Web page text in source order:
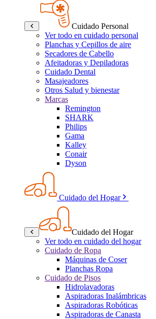
Cuidado Personal
Ver todo en cuidado personal
Planchas y Cepillos de aire
Secadores de Cabello
Afeitadoras y Depiladoras
Cuidado Dental
Masajeadores
Otros Salud y bienestar
Marcas
Remington
SHARK
Philips
Gama
Kalley
Conair
Dyson
Cuidado del Hogar
Cuidado del Hogar
Ver todo en cuidado del hogar
Cuidado de Ropa
Máquinas de Coser
Planchas Ropa
Cuidado de Pisos
Hidrolavadoras
Aspiradoras Inalámbricas
Aspiradoras Robóticas
Aspiradoras de Canasta